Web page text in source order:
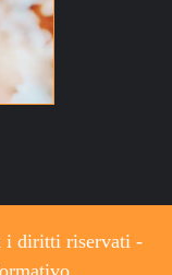
i diritti riservati -